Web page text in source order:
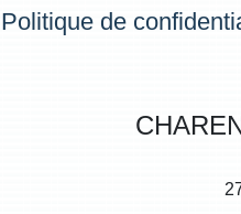
Politique de